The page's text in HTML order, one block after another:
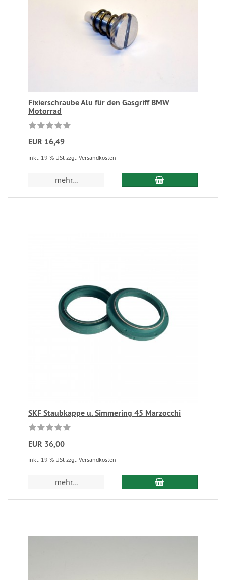
Fixierschraube Alu für den Gasgriff BMW
Motorrad
EUR 16,49
inkl. 19 % USt zzgl. Versandkosten
mehr...
SKF Staubkappe u. Simmering 45 Marzocchi
EUR 36,00
inkl. 19 % USt zzgl. Versandkosten
mehr...